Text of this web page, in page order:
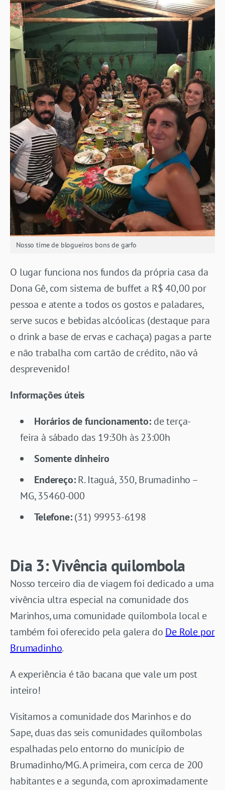
Nosso time de blogueiros bons de garfo
O lugar funciona nos fundos da própria casa da
Dona Gê, com sistema de buffet a R$ 40,00 por
pessoa e atente a todos os gostos e paladares,
serve sucos e bebidas alcóolicas (destaque para
o drink a base de ervas e cachaça) pagas a parte
e não trabalha com cartão de crédito, não vá
desprevenido!
Informações úteis
Horários de funcionamento: de terça-
feira à sábado das 19:30h às 23:00h
Somente dinheiro
Endereço:R. Itaguá, 350, Brumadinho –
MG, 35460-000
Telefone:(31) 99953-6198
Dia 3: Vivência quilombola
Nosso terceiro dia de viagem foi dedicado a uma
vivência ultra especial na comunidade dos
Marinhos, uma comunidade quilombola local e
também foi oferecido pela galera do De Role por
Brumadinho.
A experiência é tão bacana que vale um post
inteiro!
Visitamos a comunidade dos Marinhos e do
Sape, duas das seis comunidades quilombolas
espalhadas pelo entorno do município de
Brumadinho/MG. A primeira, com cerca de 200
habitantes e a segunda, com aproximadamente